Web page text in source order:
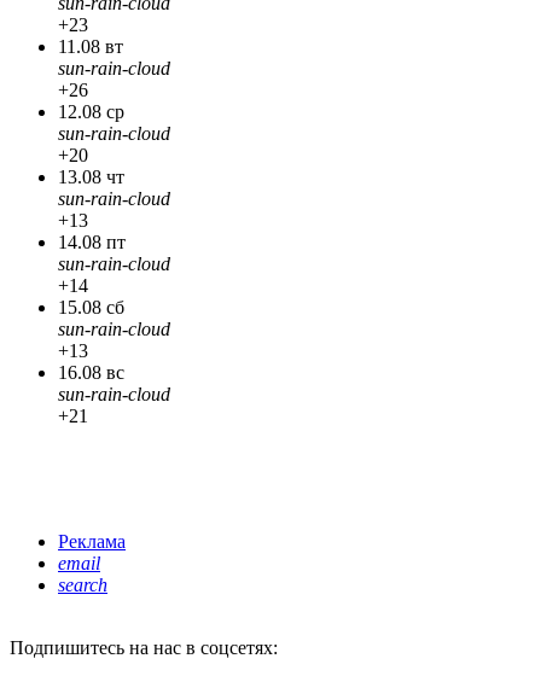
+23
11.08 вт
sun-rain-cloud
+26
12.08 ср
sun-rain-cloud
+20
13.08 чт
sun-rain-cloud
+13
14.08 пт
sun-rain-cloud
+14
15.08 сб
sun-rain-cloud
+13
16.08 вс
sun-rain-cloud
+21
Реклама
email
search
Подпишитесь на нас в соцсетях: